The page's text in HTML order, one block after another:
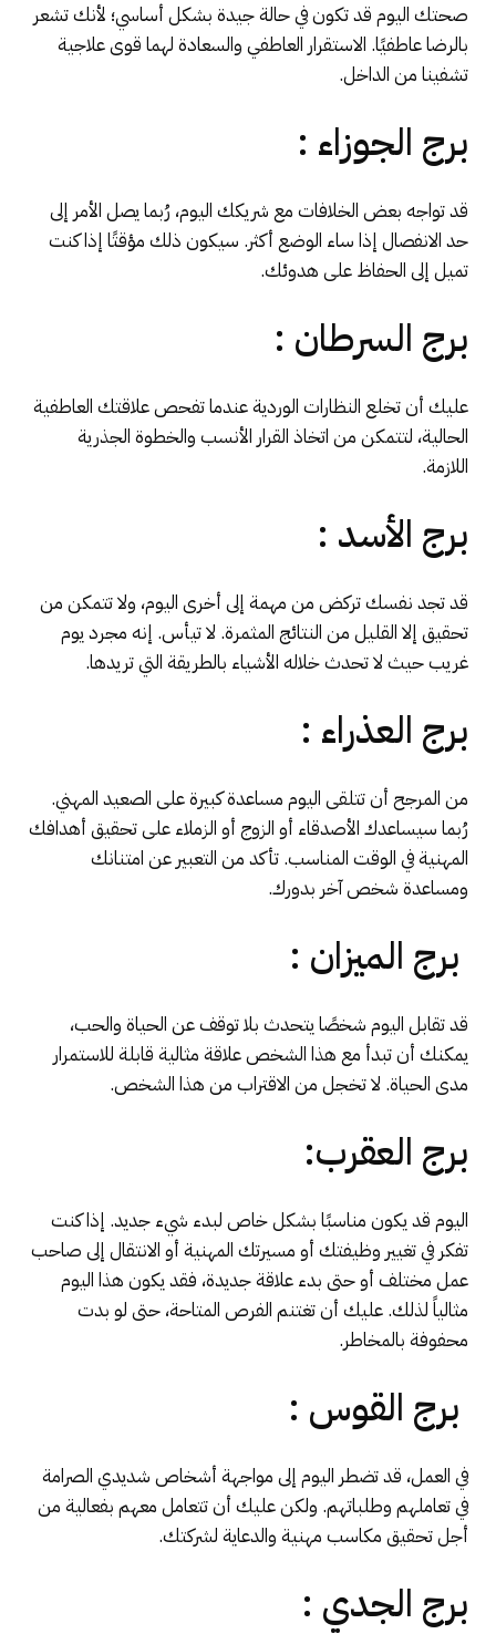
صحتك اليوم قد تكون في حالة جيدة بشكل أساسي؛ لأنك تشعر
بالرضا عاطفيًا. الاستقرار العاطفي والسعادة لهما قوى علاجية
تشفينا من الداخل.
برج الجوزاء :
قد تواجه بعض الخلافات مع شريكك اليوم، رُبما يصل الأمر إلى
حد الانفصال إذا ساء الوضع أكثر. سيكون ذلك مؤقتًا إذا كنت
تميل إلى الحفاظ على هدوئك.
برج السرطان :
عليك أن تخلع النظارات الوردية عندما تفحص علاقتك العاطفية
الحالية، لتتمكن من اتخاذ القرار الأنسب والخطوة الجذرية
اللازمة.
برج الأسد :
قد تجد نفسك تركض من مهمة إلى أخرى اليوم، ولا تتمكن من
تحقيق إلا القليل من النتائج المثمرة. لا تيأس. إنه مجرد يوم
غريب حيث لا تحدث خلاله الأشياء بالطريقة التي تريدها.
برج العذراء :
من المرجح أن تتلقى اليوم مساعدة كبيرة على الصعيد المهني.
رُبما سيساعدك الأصدقاء أو الزوج أو الزملاء على تحقيق أهدافك
المهنية في الوقت المناسب. تأكد من التعبير عن امتنانك
ومساعدة شخص آخر بدورك.
برج الميزان :
قد تقابل اليوم شخصًا يتحدث بلا توقف عن الحياة والحب،
يمكنك أن تبدأ مع هذا الشخص علاقة مثالية قابلة للاستمرار
مدى الحياة. لا تخجل من الاقتراب من هذا الشخص.
برج العقرب:
اليوم قد يكون مناسبًا بشكل خاص لبدء شيء جديد. إذا كنت
تفكر في تغيير وظيفتك أو مسيرتك المهنية أو الانتقال إلى صاحب
عمل مختلف أو حتى بدء علاقة جديدة، فقد يكون هذا اليوم
مثالياً لذلك. عليك أن تغتنم الفرص المتاحة، حتى لو بدت
محفوفة بالمخاطر.
برج القوس :
في العمل، قد تضطر اليوم إلى مواجهة أشخاص شديدي الصرامة
في تعاملهم وطلباتهم. ولكن عليك أن تتعامل معهم بفعالية من
أجل تحقيق مكاسب مهنية والدعاية لشركتك.
برج الجدي :